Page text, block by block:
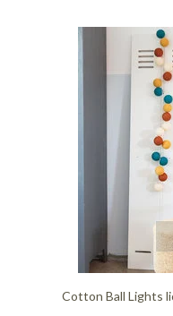
Cotton Ball Lights